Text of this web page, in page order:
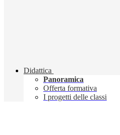
Didattica
Panoramica
Offerta formativa
I progetti delle classi